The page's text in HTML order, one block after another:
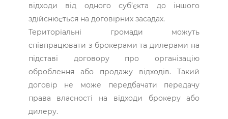
відходи від одного суб’єкта до іншого
здійснюється на договірних засадах.
Територіальні громади можуть
співпрацювати з брокерами та дилерами на
підставі договору про організацію
оброблення або продажу відходів. Такий
договір не може передбачати передачу
права власності на відходи брокеру або
дилеру.